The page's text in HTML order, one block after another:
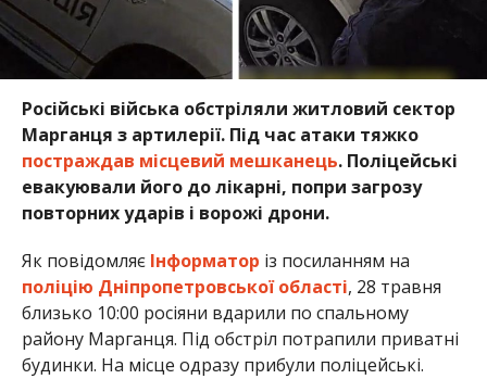
Російські війська обстріляли житловий сектор
Марганця з артилерії. Під час атаки тяжко
постраждав місцевий мешканець. Поліцейські
евакуювали його до лікарні, попри загрозу
повторних ударів і ворожі дрони.
Як повідомляє Інформатор із посиланням на
поліцію Дніпропетровської області, 28 травня
близько 10:00 росіяни вдарили по спальному
району Марганця. Під обстріл потрапили приватні
будинки. На місце одразу прибули поліцейські.